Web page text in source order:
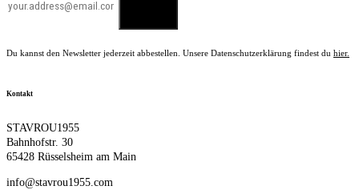
Du kannst den Newsletter jederzeit abbestellen. Unsere Datenschutzerklärung findest du hier.
Kontakt
STAVROU1955
Bahnhofstr. 30
65428 Rüsselsheim am Main
info@stavrou1955.com